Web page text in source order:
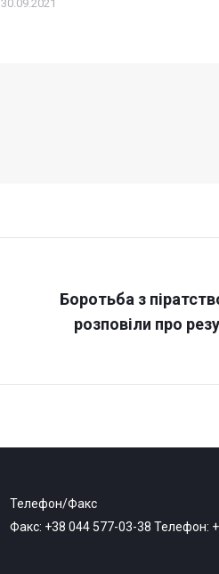
30.09.2021
Next
Боротьба з
розповіли про
Телефон/Факс
Факс: +38 044 577-03-38 Телефон: